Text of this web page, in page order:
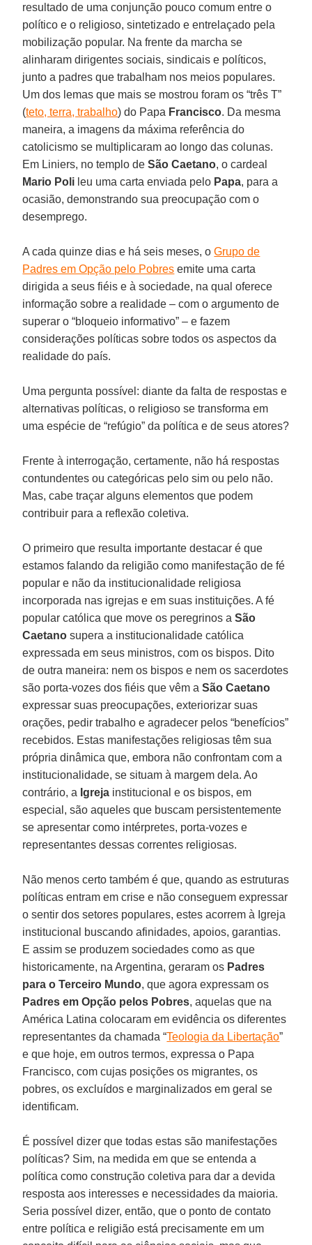
resultado de uma conjunção pouco comum entre o
político e o religioso, sintetizado e entrelaçado pela
mobilização popular. Na frente da marcha se
alinharam dirigentes sociais, sindicais e políticos,
junto a padres que trabalham nos meios populares.
Um dos lemas que mais se mostrou foram os “três T”
(teto, terra, trabalho) do Papa Francisco. Da mesma
maneira, a imagens da máxima referência do
catolicismo se multiplicaram ao longo das colunas.
Em Liniers, no templo deSão Caetano, o cardeal
Mario Poli leu uma carta enviada pelo Papa, para a
ocasião, demonstrando sua preocupação com o
desemprego.
A cada quinze dias e há seis meses, oGrupo de
Padres em Opção pelo Pobres emite uma carta
dirigida a seus fiéis e à sociedade, na qual oferece
informação sobre a realidade – com o argumento de
superar o “bloqueio informativo” – e fazem
considerações políticas sobre todos os aspectos da
realidade do país.
Uma pergunta possível: diante da falta de respostas e
alternativas políticas, o religioso se transforma em
uma espécie de “refúgio” da política e de seus atores?
Frente à interrogação, certamente, não há respostas
contundentes ou categóricas pelo sim ou pelo não.
Mas, cabe traçar alguns elementos que podem
contribuir para a reflexão coletiva.
O primeiro que resulta importante destacar é que
estamos falando da religião como manifestação de fé
popular e não da institucionalidade religiosa
incorporada nas igrejas e em suas instituições. A fé
popular católica que move os peregrinos aSão
Caetano supera a institucionalidade católica
expressada em seus ministros, com os bispos. Dito
de outra maneira: nem os bispos e nem os sacerdotes
são porta-vozes dos fiéis que vêm aSão Caetano
expressar suas preocupações, exteriorizar suas
orações, pedir trabalho e agradecer pelos “benefícios”
recebidos. Estas manifestações religiosas têm sua
própria dinâmica que, embora não confrontam com a
institucionalidade, se situam à margem dela. Ao
contrário, a Igreja institucional e os bispos, em
especial, são aqueles que buscam persistentemente
se apresentar como intérpretes, porta-vozes e
representantes dessas correntes religiosas.
Não menos certo também é que, quando as estruturas
políticas entram em crise e não conseguem expressar
o sentir dos setores populares, estes acorrem à Igreja
institucional buscando afinidades, apoios, garantias.
E assim se produzem sociedades como as que
historicamente, na Argentina, geraram os Padres
para o Terceiro Mundo, que agora expressam os
Padres em Opção pelos Pobres, aquelas que na
América Latina colocaram em evidência os diferentes
representantes da chamada “Teologia da Libertação”
e que hoje, em outros termos, expressa o Papa
Francisco, com cujas posições os migrantes, os
pobres, os excluídos e marginalizados em geral se
identificam.
É possível dizer que todas estas são manifestações
políticas? Sim, na medida em que se entenda a
política como construção coletiva para dar a devida
resposta aos interesses e necessidades da maioria.
Seria possível dizer, então, que o ponto de contato
entre política e religião está precisamente em um